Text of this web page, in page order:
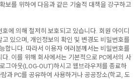
보를 위하여 다음과 같은 기술적 대책을 강구하고
에 의해 철저히 보호되고 있습니다. 회원 아이디
있으며, 개인정보의 확인 및 변경도 비밀번호를
합니다. 따라서 이용자 여러분께서는 비밀번호를
. 이를 위해 회사에서는 기본적으로 PC에서의 사
그아웃(LOG-OUT)하시고 웹브라우저를 종료하
과 PC를 공유하여 사용하거나 공공장소(학교, 도